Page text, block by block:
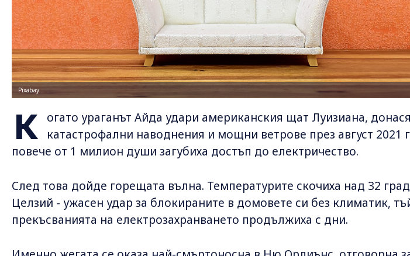
Pixabay
К
огато ураганът Айда удари американския щат Луизиана,
катастрофални наводнения и мощни ветрове през август 2021
повече от 1 милион души загубиха достъп до електричество.
След това дойде горещата вълна. Температурите скочиха над 32
Целзий - ужасен удар за блокираните в домовете си без климатик,
прекъсванията на електрозахранването продължиха с дни.